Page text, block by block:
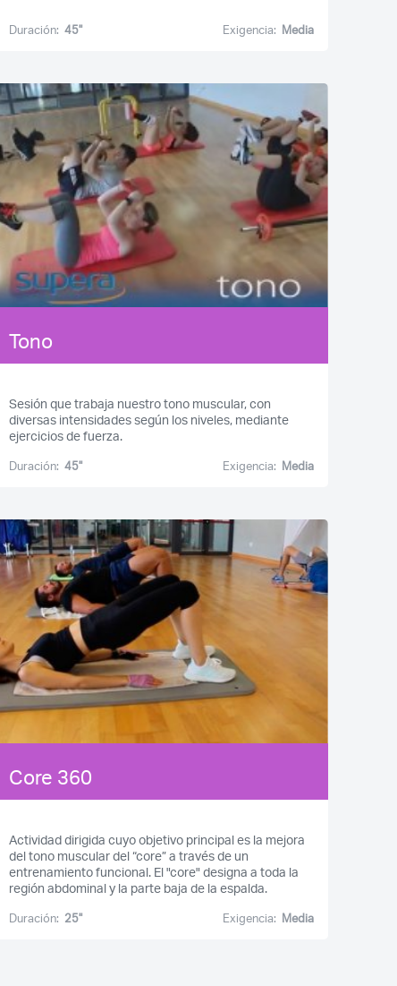
Duración: 45'' Exigencia: Media
Tono
Sesión que trabaja nuestro tono muscular, con
diversas intensidades según los niveles, mediante
ejercicios de fuerza.
Duración: 45'' Exigencia: Media
Core 360
Actividad dirigida cuyo objetivo principal es la mejora
del tono muscular del “core” a través de un
entrenamiento funcional. El "core" designa a toda la
región abdominal y la parte baja de la espalda.
Duración: 25'' Exigencia: Media